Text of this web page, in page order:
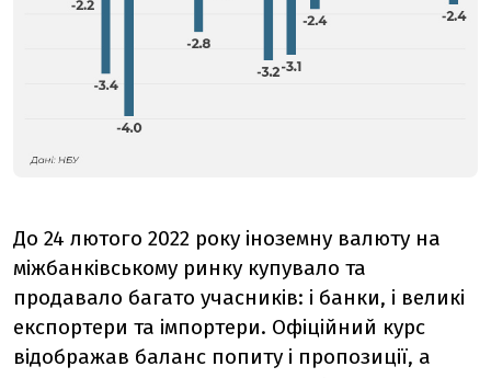
До 24 лютого 2022 року іноземну валюту на
міжбанківському ринку купувало та
продавало багато учасників: і банки, і великі
експортери та імпортери. Офіційний курс
відображав баланс попиту і пропозиції, а